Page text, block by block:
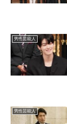
男性芸能人
男性芸能人